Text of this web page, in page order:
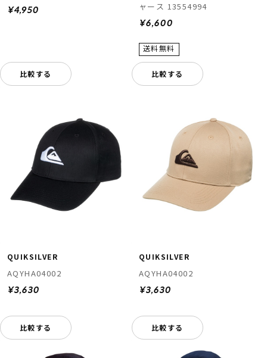
¥4,950
比較する
ャース 13554994
¥6,600
比較する
QUIKSILVER
AQYHA04002
¥3,630
比較する
QUIKSILVER
AQYHA04002
¥3,630
比較する